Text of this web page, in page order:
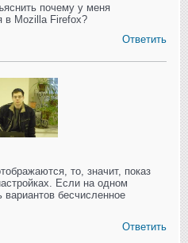
почему у меня
в Mozilla Firefox?
Ответить
то, значит, показ
Если на одном
вариантов бесчисленное
Ответить